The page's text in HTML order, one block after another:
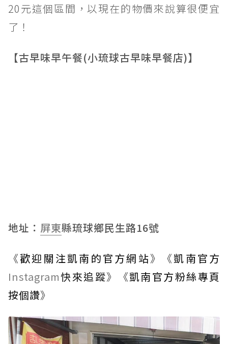
20元這個區間，以現在的物價來說算很便宜
了！
【古早味早午餐(小琉球古早味早餐店)】
地址： 屏東縣琉球鄉民生路16號
《歡迎關注凱南的官方網站》《凱南官方
Instagram快來追蹤》《凱南官方粉絲專頁
按個讚》